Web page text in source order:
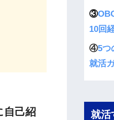
自己紹
③
10回
④5つ
就活
就活